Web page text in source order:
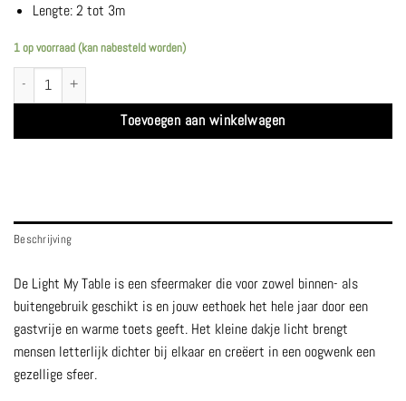
Lengte: 2 tot 3m
1 op voorraad (kan nabesteld worden)
Light my table - Vincent Sheppard aantal
Toevoegen aan winkelwagen
Beschrijving
De Light My Table is een sfeermaker die voor zowel binnen- als
buitengebruik geschikt is en jouw eethoek het hele jaar door een
gastvrije en warme toets geeft. Het kleine dakje licht brengt
mensen letterlijk dichter bij elkaar en creëert in een oogwenk een
gezellige sfeer.